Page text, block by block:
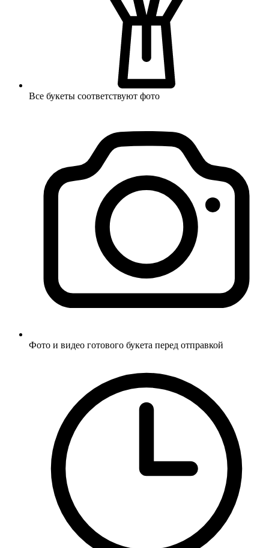
Все букеты соответствуют фото
Фото и видео готового букета перед отправкой